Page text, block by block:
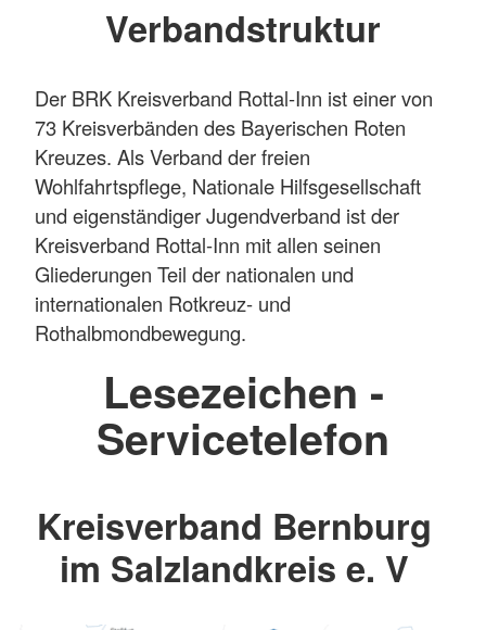
Verbandstruktur
Der BRK Kreisverband Rottal-Inn ist einer von
73 Kreisverbänden des Bayerischen Roten
Kreuzes. Als Verband der freien
Wohlfahrtspflege, Nationale Hilfsgesellschaft
und eigenständiger Jugendverband ist der
Kreisverband Rottal-Inn mit allen seinen
Gliederungen Teil der nationalen und
internationalen Rotkreuz- und
Rothalbmondbewegung.
Lesezeichen -
Servicetelefon
Kreisverband Bernburg
im Salzlandkreis e. V